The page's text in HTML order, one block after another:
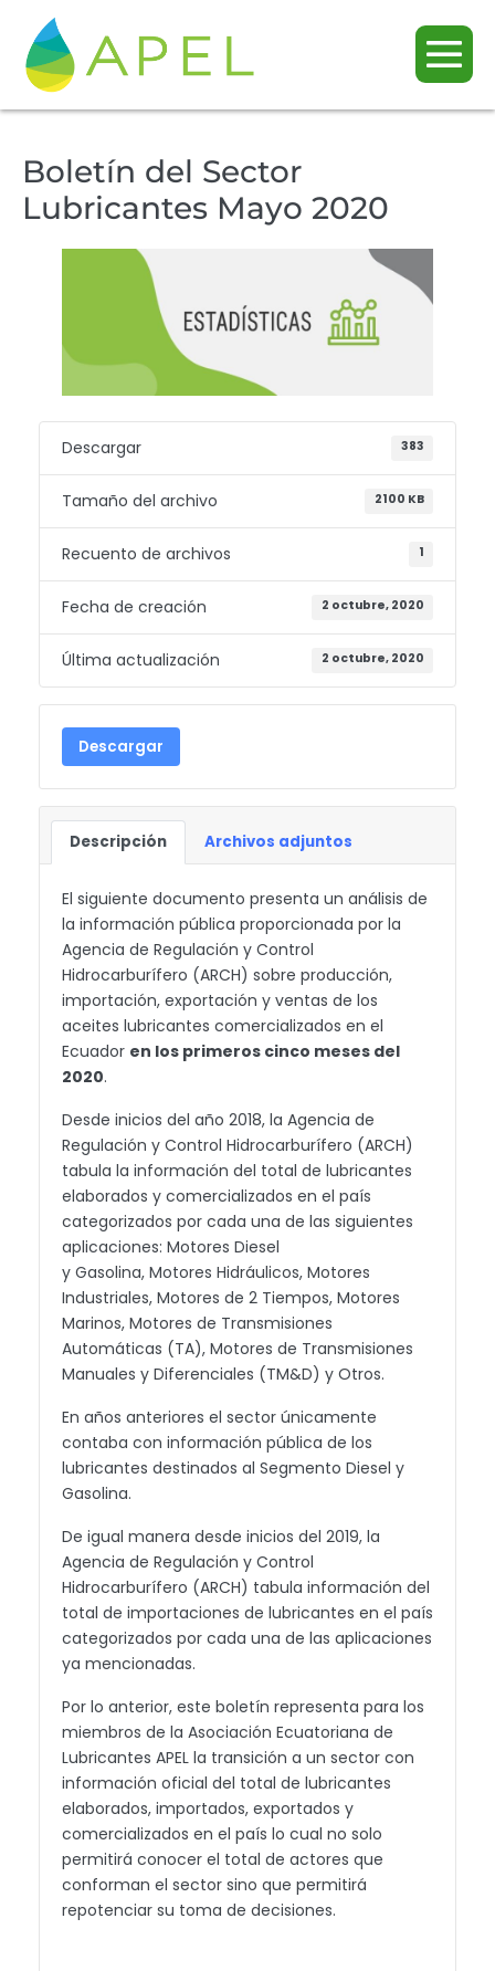
Boletín del Sector
Lubricantes Mayo 2020
Descargar 383
Tamaño del archivo 2100 KB
Recuento de archivos 1
Fecha de creación 2 octubre, 2020
Última actualización 2 octubre, 2020
Descargar
Descripción Archivos adjuntos
El siguiente documento presenta un análisis de
la información pública proporcionada por la
Agencia de Regulación y Control
Hidrocarburífero (ARCH) sobre producción,
importación, exportación y ventas de los
aceites lubricantes comercializados en el
Ecuador en los primeros cinco meses del
2020.
Desde inicios del año 2018, la Agencia de
Regulación y Control Hidrocarburífero (ARCH)
tabula la información del total de lubricantes
elaborados y comercializados en el país
categorizados por cada una de las siguientes
aplicaciones: Motores Diesel
y Gasolina, Motores Hidráulicos, Motores
Industriales, Motores de 2 Tiempos, Motores
Marinos, Motores de Transmisiones
Automáticas (TA), Motores de Transmisiones
Manuales y Diferenciales (TM&D) y Otros.
En años anteriores el sector únicamente
contaba con información pública de los
lubricantes destinados al Segmento Diesel y
Gasolina.
De igual manera desde inicios del 2019, la
Agencia de Regulación y Control
Hidrocarburífero (ARCH) tabula información del
total de importaciones de lubricantes en el país
categorizados por cada una de las aplicaciones
ya mencionadas.
Por lo anterior, este boletín representa para los
miembros de la Asociación Ecuatoriana de
Lubricantes APEL la transición a un sector con
información oficial del total de lubricantes
elaborados, importados, exportados y
comercializados en el país lo cual no solo
permitirá conocer el total de actores que
conforman el sector sino que permitirá
repotenciar su toma de decisiones.